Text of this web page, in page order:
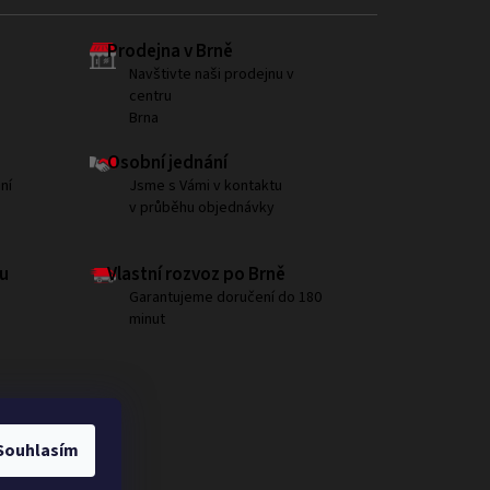
Prodejna v Brně
Navštivte naši prodejnu v
centru
Brna
Osobní jednání
Jsme s Vámi v kontaktu
v průběhu objednávky
Vlastní rozvoz po Brně
Garantujeme doručení do 180
minut